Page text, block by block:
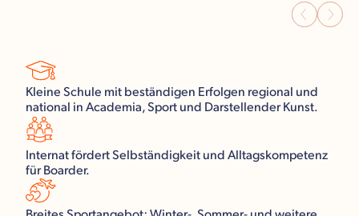
Kleine Schule mit beständigen Erfolgen regional und
national in Academia, Sport und Darstellender Kunst.
Internat fördert Selbständigkeit und Alltagskompetenz
für Boarder.